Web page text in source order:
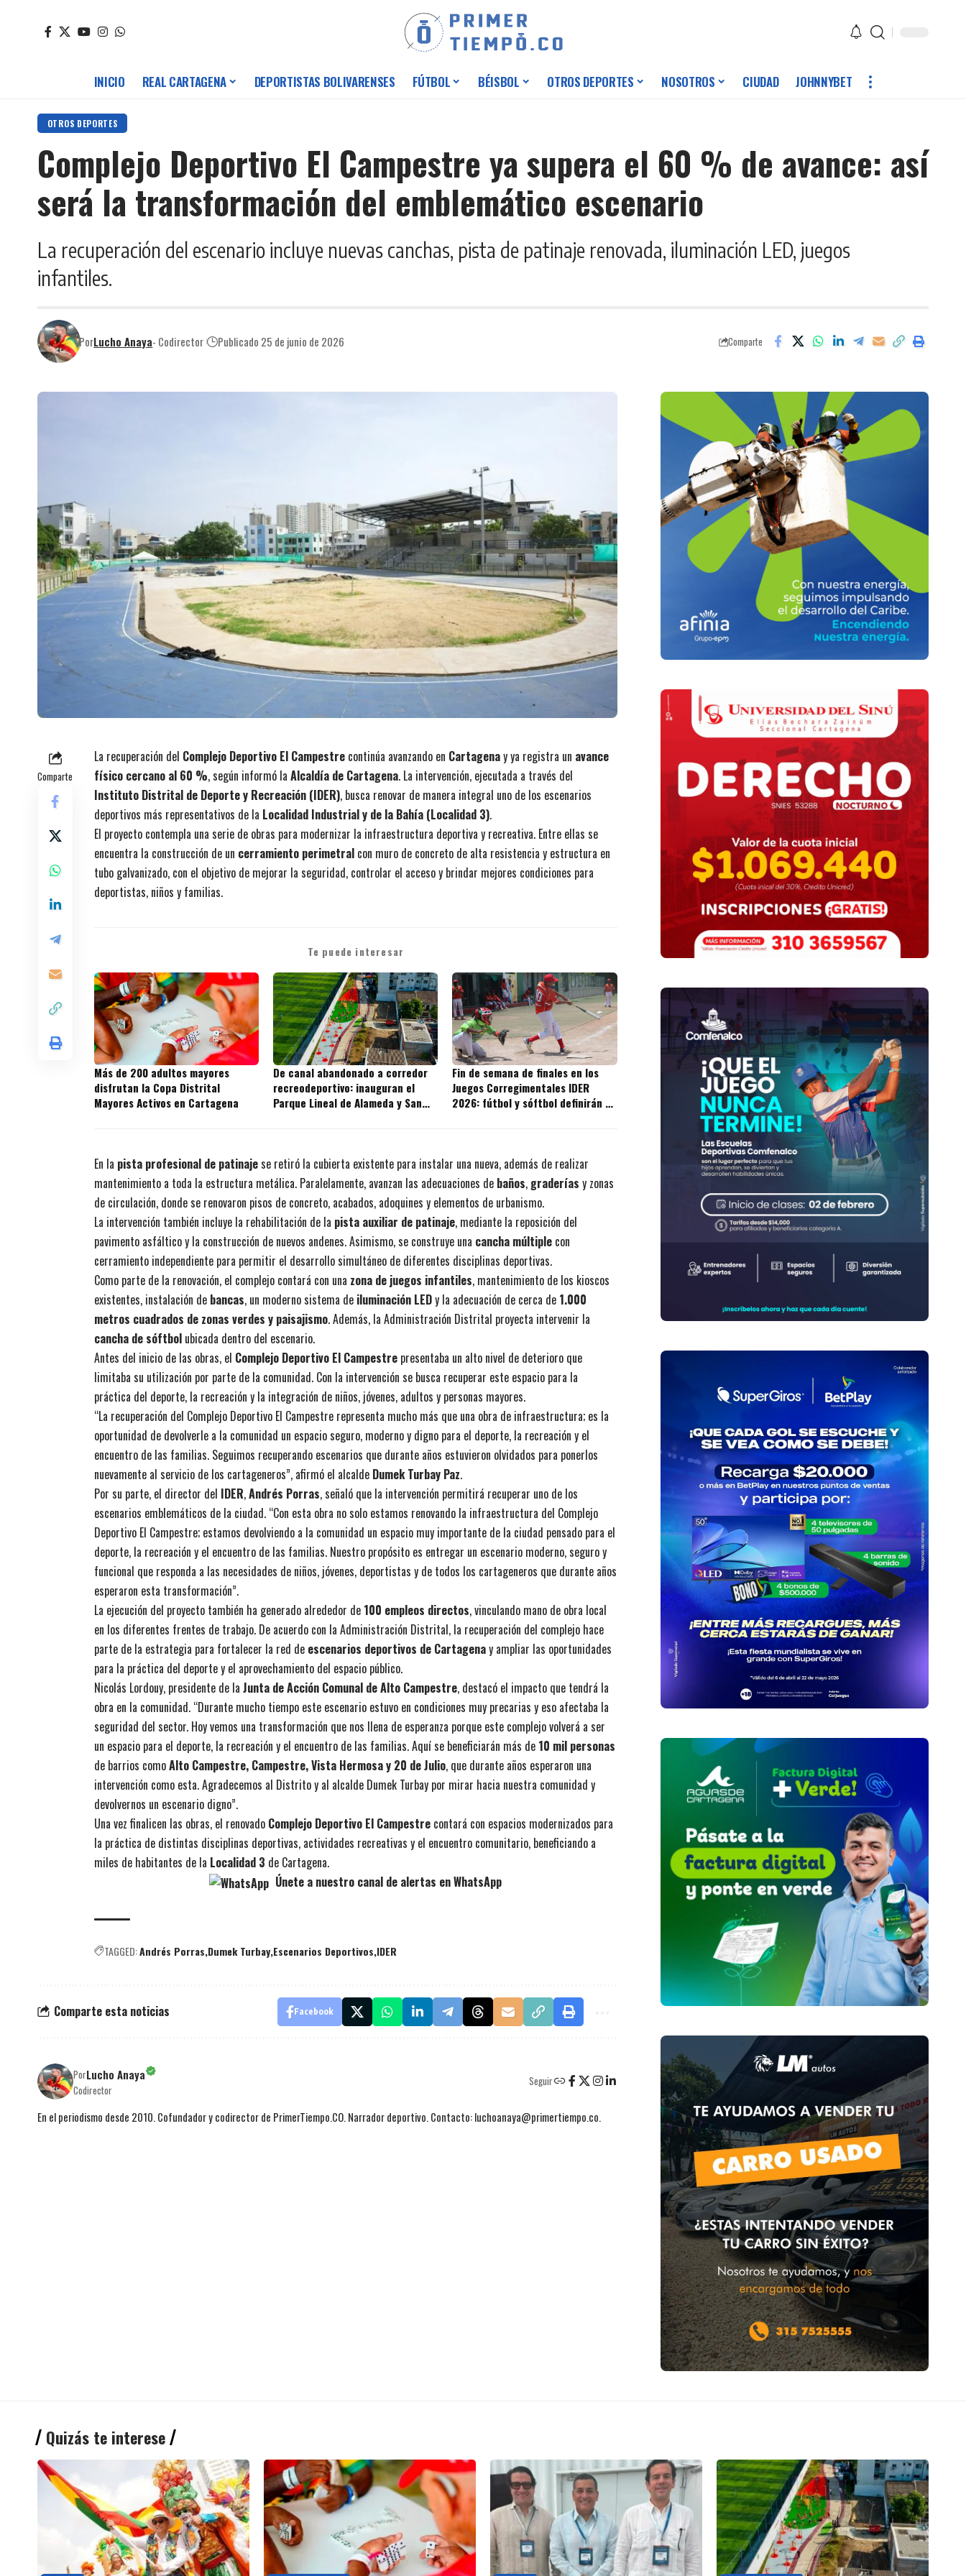
INICIO REAL CARTAGENA DEPORTISTAS BOLIVARENSES FÚTBOL BÉISBOL OTROS DEPORTES NOSOTROS CIUDAD JOHNNYBET
OTROS DEPORTES
Complejo Deportivo El Campestre ya supera el 60 % de avance: así
será la transformación del emblemático escenario
La recuperación del escenario incluye nuevas canchas, pista de patinaje renovada, iluminación LED, juegos
infantiles.
PorLucho Anaya- Codirector Publicado 25 de junio de 2026 Comparte
Comparte
La recuperación del Complejo Deportivo El Campestre continúa avanzando en Cartagenay ya registra un avance
físico cercano al 60 %, según informó la Alcaldía de Cartagena. La intervención, ejecutada a través del
Instituto Distrital de Deporte y Recreación (IDER), busca renovar de manera integral uno de los escenarios
deportivos más representativos de la Localidad Industrial y de la Bahía (Localidad 3).
El proyecto contempla una serie de obras para modernizar la infraestructura deportiva y recreativa. Entre ellas se
encuentra la construcción de un cerramiento perimetral con muro de concreto de alta resistencia y estructura en
tubo galvanizado, con el objetivo de mejorar la seguridad, controlar el acceso y brindar mejores condiciones para
deportistas, niños y familias.
Te puede interesar
Más de 200 adultos mayores
disfrutan la Copa Distrital
Mayores Activos en Cartagena
De canal abandonado a corredor
recreodeportivo: inauguran el
Parque Lineal de Alameda y San
Fin de semana de finales en los
Juegos Corregimentales IDER
2026: fútbol y sóftbol definirán a
En la pista profesional de patinajese retiró la cubierta existente para instalar una nueva, además de realizar
mantenimiento a toda la estructura metálica. Paralelamente, avanzan las adecuaciones de baños, graderías y zonas
de circulación, donde se renovaron pisos de concreto, acabados, adoquines y elementos de urbanismo.
La intervención también incluye la rehabilitación de la pista auxiliar de patinaje, mediante la reposición del
pavimento asfáltico y la construcción de nuevos andenes. Asimismo, se construye una cancha múltiple con
cerramiento independiente para permitir el desarrollo simultáneo de diferentes disciplinas deportivas.
Como parte de la renovación, el complejo contará con una zona de juegos infantiles, mantenimiento de los kioscos
existentes, instalación de bancas, un moderno sistema de iluminación LEDy la adecuación de cerca de 1.000
metros cuadrados de zonas verdes y paisajismo. Además, la Administración Distrital proyecta intervenir la
cancha de sóftbol ubicada dentro del escenario.
Antes del inicio de las obras, el Complejo Deportivo El Campestre presentaba un alto nivel de deterioro que
limitaba su utilización por parte de la comunidad. Con la intervención se busca recuperar este espacio para la
práctica del deporte, la recreación y la integración de niños, jóvenes, adultos y personas mayores.
“La recuperación del Complejo Deportivo El Campestre representa mucho más que una obra de infraestructura; es la
oportunidad de devolverle a la comunidad un espacio seguro, moderno y digno para el deporte, la recreación y el
encuentro de las familias. Seguimos recuperando escenarios que durante años estuvieron olvidados para ponerlos
nuevamente al servicio de los cartageneros”, afirmó el alcalde Dumek Turbay Paz.
Por su parte, el director del IDER,Andrés Porras, señaló que la intervención permitirá recuperar uno de los
escenarios emblemáticos de la ciudad. “Con esta obra no solo estamos renovando la infraestructura del Complejo
Deportivo El Campestre; estamos devolviendo a la comunidad un espacio muy importante de la ciudad pensado para el
deporte, la recreación y el encuentro de las familias. Nuestro propósito es entregar un escenario moderno, seguro y
funcional que responda a las necesidades de niños, jóvenes, deportistas y de todos los cartageneros que durante años
esperaron esta transformación”.
La ejecución del proyecto también ha generado alrededor de 100 empleos directos, vinculando mano de obra local
en los diferentes frentes de trabajo. De acuerdo con la Administración Distrital, la recuperación del complejo hace
parte de la estrategia para fortalecer la red de escenarios deportivos de Cartagenay ampliar las oportunidades
para la práctica del deporte y el aprovechamiento del espacio público.
Nicolás Lordouy, presidente de la Junta de Acción Comunal de Alto Campestre, destacó el impacto que tendrá la
obra en la comunidad. “Durante mucho tiempo este escenario estuvo en condiciones muy precarias y eso afectaba la
seguridad del sector. Hoy vemos una transformación que nos llena de esperanza porque este complejo volverá a ser
un espacio para el deporte, la recreación y el encuentro de las familias. Aquí se beneficiarán más de 10 mil personas
de barrios comoAlto Campestre, Campestre, Vista Hermosa y 20 de Julio, que durante años esperaron una
intervención como esta. Agradecemos al Distrito y al alcalde Dumek Turbay por mirar hacia nuestra comunidad y
devolvernos un escenario digno”.
Una vez finalicen las obras, el renovado Complejo Deportivo El Campestre contará con espacios modernizados para
la práctica de distintas disciplinas deportivas, actividades recreativas y el encuentro comunitario, beneficiando a
miles de habitantes de la Localidad 3 de Cartagena.
Únete a nuestro canal de alertas en WhatsApp
TAGGED:Andrés Porras Dumek Turbay Escenarios Deportivos IDER
Comparte esta noticias Facebook
PorLucho Anaya
Codirector
Seguir
En el periodismo desde 2010. Cofundador y codirector de PrimerTiempo.CO. Narrador deportivo. Contacto: luchoanaya@primertiempo.co.
Quizás te interese